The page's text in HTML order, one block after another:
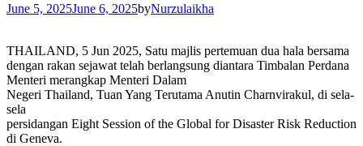
June 5, 2025June 6, 2025byNurzulaikha
THAILAND, 5 Jun 2025, Satu majlis pertemuan dua hala bersama
dengan rakan sejawat telah berlangsung diantara Timbalan Perdana
Menteri merangkap Menteri Dalam
Negeri Thailand, Tuan Yang Terutama Anutin Charnvirakul, di sela-
sela
persidangan Eight Session of the Global for Disaster Risk Reduction
di Geneva.